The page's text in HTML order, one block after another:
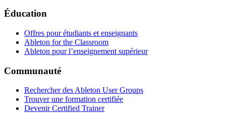
Éducation
Offres pour étudiants et enseignants
Ableton for the Classroom
Ableton pour l’enseignement supérieur
Communauté
Rechercher des Ableton User Groups
Trouver une formation certifiée
Devenir Certified Trainer